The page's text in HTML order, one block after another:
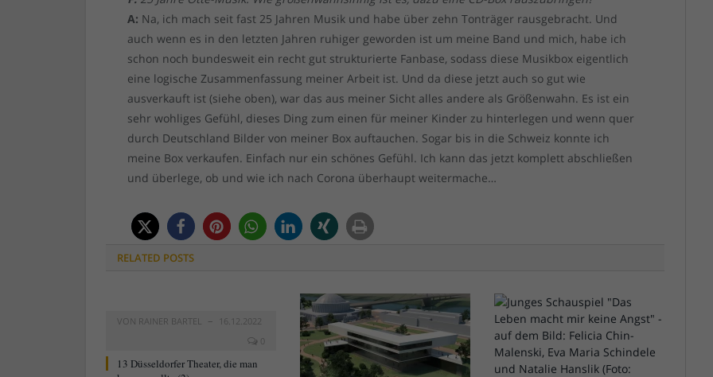
A: Na, ich mach seit fast 25 Jahren Musik und habe über zehn Tonträger rausgebracht. Und
auch wenn es in den letzten Jahren ruhiger geworden ist um meine Band und mich, habe ich
schon noch bundesweit ein recht gut strukturierte Fanbase, sodass diese Musikbox eigentlich
eine logische Zusammenfassung meiner Arbeit ist. Und da diese jetzt auch so gut wie
ausverkauft ist (siehe oben), war das aus meiner Sicht alles andere als Größenwahn. Es ist ein
sehr wohliges Gefühl, dieses Ding zum einen für meiner Kinder zu hinterlegen und wenn quer
durch Deutschland Bilder von meiner Box auftauchen. Sogar bis in die Schweiz konnte ich
meine Box verkaufen. Einfach nur ein schönes Gefühl. Ich kann das jetzt komplett abschließen
und überlege, ob und wie ich nach Corona überhaupt weitermache…
RELATED POSTS
VON RAINER BARTEL
16.12.2022
0
13 Düsseldorfer Theater, die man